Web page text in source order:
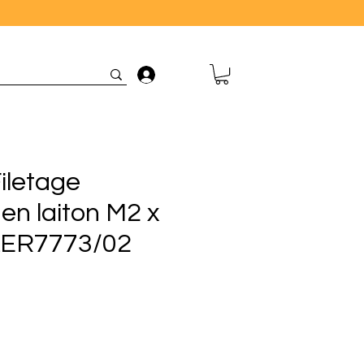
Connexion
laiton M2 x
02